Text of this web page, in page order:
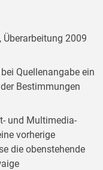
2009
Quellenangabe ein
Bestimmungen
und Multimedia-
vorherige
die obenstehende